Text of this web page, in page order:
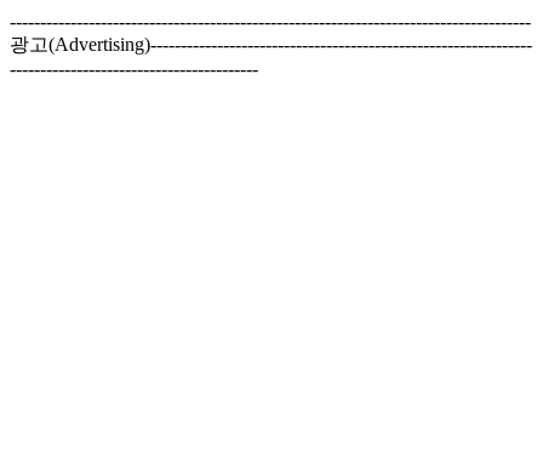
--------------------------------------------------------------------------------------
광고(Advertising)---------------------------------------------------------------
-----------------------------------------